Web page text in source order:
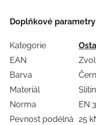
Doplňkové parametry
Kategorie
EAN
Barva
Materiál
Norma
EN
Pevnost podélná
25